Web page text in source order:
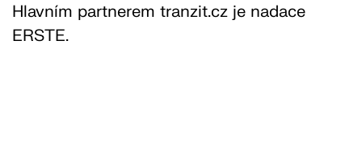
Hlavním partnerem tranzit.cz je nadace
ERSTE.